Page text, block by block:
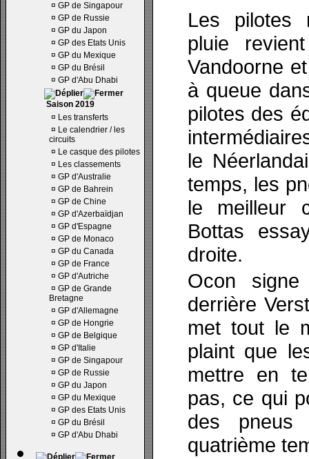
¤ GP de Singapour
¤ GP de Russie
¤ GP du Japon
¤ GP des Etats Unis
¤ GP du Mexique
¤ GP du Brésil
¤ GP d'Abu Dhabi
Saison 2019
¤ Les transferts
¤ Le calendrier / les
circuits
¤ Le casque des pilotes
¤ Les classements
¤ GP d'Australie
¤ GP de Bahrein
¤ GP de Chine
¤ GP d'Azerbaïdjan
¤ GP d'Espagne
¤ GP de Monaco
¤ GP du Canada
¤ GP de France
¤ GP d'Autriche
¤ GP de Grande
Bretagne
¤ GP d'Allemagne
¤ GP de Hongrie
¤ GP de Belgique
¤ GP d'Italie
¤ GP de Singapour
¤ GP de Russie
¤ GP du Japon
¤ GP du Mexique
¤ GP des Etats Unis
¤ GP du Brésil
¤ GP d'Abu Dhabi
Les pilotes
pluie
Vandoorne
à queue
pilotes des
le
temps, les
le meilleur
Bottas
droite.
Ocon
derrière
met tout le
plaint que
mettre en
pas, ce qui
des pneus
quatrième